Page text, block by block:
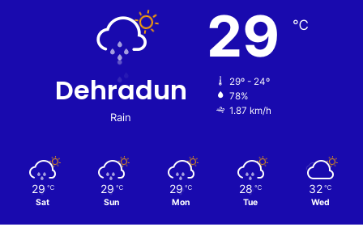
Dehradun
Rain
29 ℃
29º - 24º
78%
1.87 km/h
29 ℃
Sat
29 ℃
Sun
29 ℃
Mon
28 ℃
Tue
32 ℃
Wed